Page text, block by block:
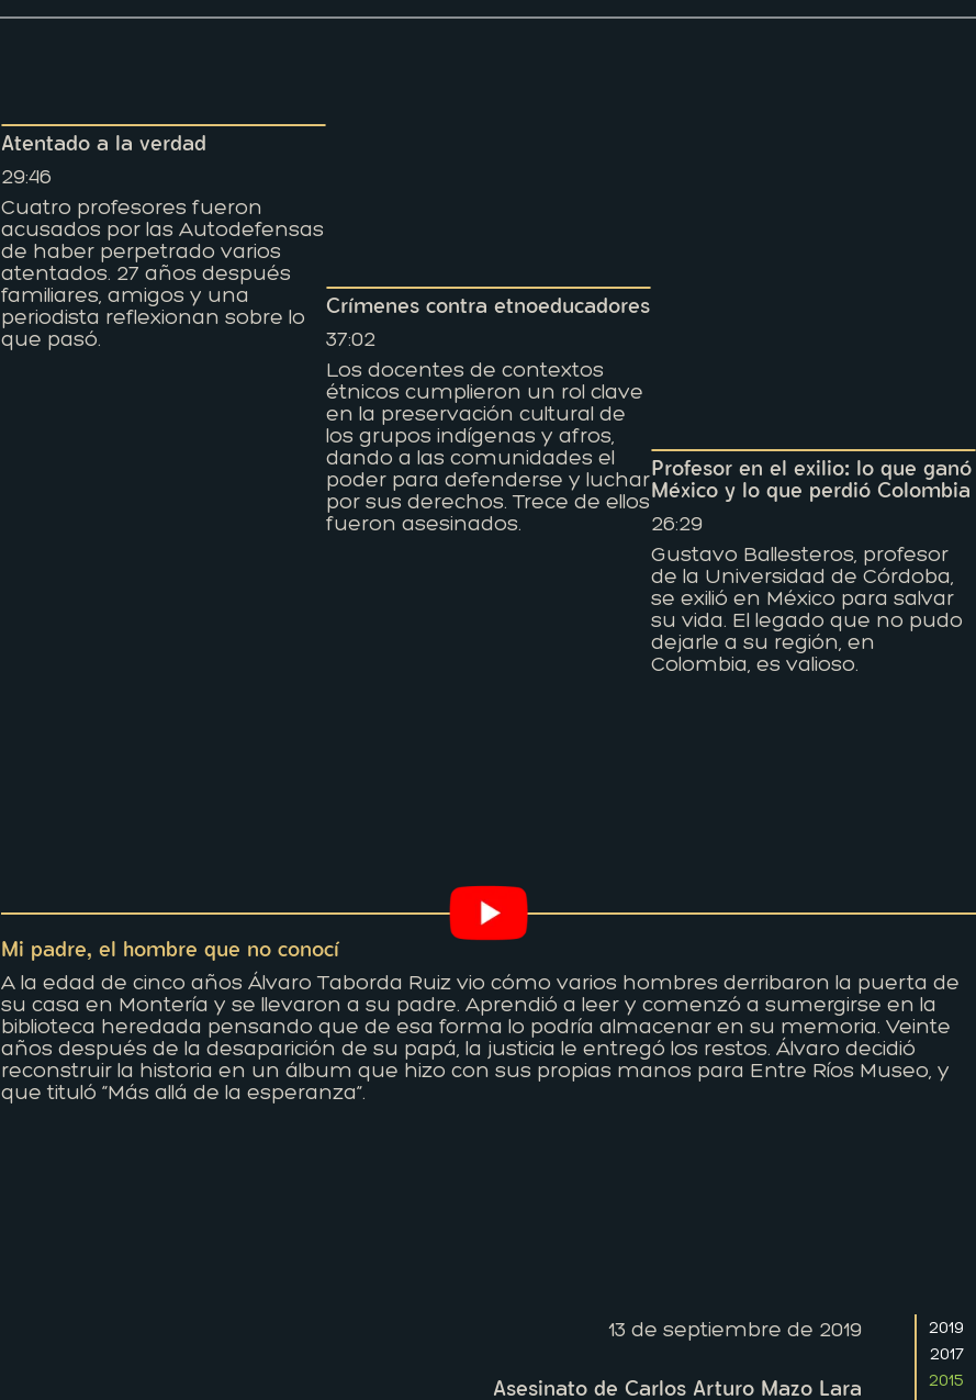
Atentado a la verdad
29:46
Cuatro profesores fueron
acusados por las Autodefensas
de haber perpetrado varios
atentados. 27 años después
familiares, amigos y una
periodista reflexionan sobre lo
que pasó.
Crímenes contra etnoeducadores
37:02
Los docentes de contextos
étnicos cumplieron un rol clave
en la preservación cultural de
los grupos indígenas y afros,
dando a las comunidades el
poder para defenderse y luchar
por sus derechos. Trece de ellos
fueron asesinados.
Profesor en el exilio: lo que ganó
México y lo que perdió Colombia
26:29
Gustavo Ballesteros, profesor
de la Universidad de Córdoba,
se exilió en México para salvar
su vida. El legado que no pudo
dejarle a su región, en
Colombia, es valioso.
Mi padre, el hombre que no conocí
A la edad de cinco años Álvaro Taborda Ruiz vio cómo varios hombres derribaron la puerta de
su casa en Montería y se llevaron a su padre. Aprendió a leer y comenzó a sumergirse en la
biblioteca heredada pensando que de esa forma lo podría almacenar en su memoria. Veinte
años después de la desaparición de su papá, la justicia le entregó los restos. Álvaro decidió
reconstruir la historia en un álbum que hizo con sus propias manos para Entre Ríos Museo, y
que tituló “Más allá de la esperanza”.
13 de septiembre de 2019
Asesinato de Carlos Arturo Mazo Lara
2019
2017
2015